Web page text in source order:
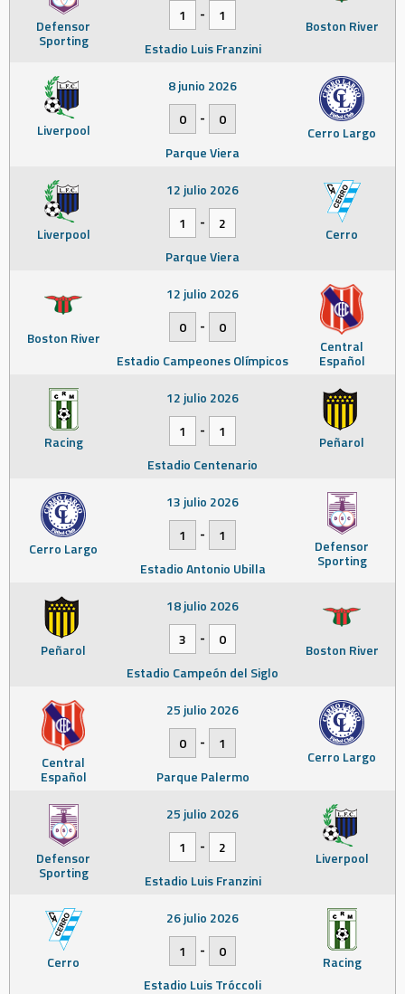
Defensor
Sporting
Boston River
1
-
1
Estadio Luis Franzini
Liverpool Cerro Largo
8 junio 2026
0
-
0
Parque Viera
Liverpool Cerro
12 julio 2026
1
-
2
Parque Viera
Boston River Central
Español
12 julio 2026
0
-
0
Estadio Campeones Olímpicos
Racing Peñarol
12 julio 2026
1
-
1
Estadio Centenario
Cerro Largo Defensor
Sporting
13 julio 2026
1
-
1
Estadio Antonio Ubilla
Peñarol Boston River
18 julio 2026
3
-
0
Estadio Campeón del Siglo
Central
Español
Cerro Largo
25 julio 2026
0
-
1
Parque Palermo
Defensor
Sporting
Liverpool
25 julio 2026
1
-
2
Estadio Luis Franzini
Cerro Racing
26 julio 2026
1
-
0
Estadio Luis Tróccoli